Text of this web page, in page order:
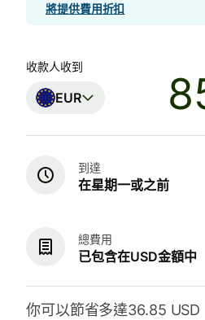
將提供費用折扣
收款人收到
EUR
到達
在星期一或之前
總費用
已包含在USD金額中
你可以節省多達36.85 USD